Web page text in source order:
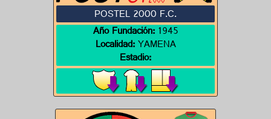
POSTEL 2000 F.C.
Año Fundación:1945
Localidad:YAMENA
Estadio: